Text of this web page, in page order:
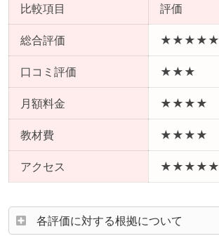
比較項目 評価
総合評価 ★★★★★
口コミ評価 ★★★
月額料金 ★★★★
教材費 ★★★★
アクセス ★★★★★
各評価に対する根拠について